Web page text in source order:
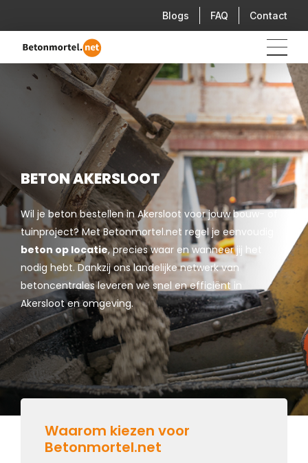
Blogs FAQ Contact
BETON AKERSLOOT
Wil je beton bestellen in Akersloot voor jouw bouw- of
tuinproject? Met Betonmortel.net regel je eenvoudig
beton op locatie, precies waar en wanneer jij het
nodig hebt. Dankzij ons landelijke netwerk van
betoncentrales leveren we snel en efficiënt in
Akersloot en omgeving.
Waarom kiezen voor
Betonmortel.net